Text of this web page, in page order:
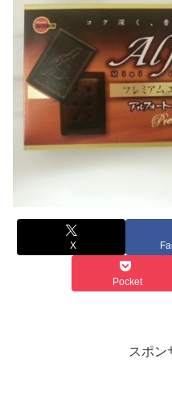
X
Pocket
スポン